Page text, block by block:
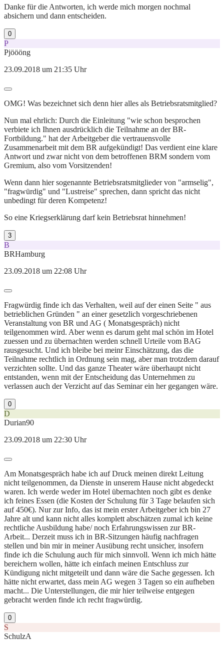
Danke für die Antworten, ich werde mich morgen nochmal
absichern und dann entscheiden.
0
P
Pjöööng
23.09.2018 um 21:35 Uhr
OMG! Was bezeichnet sich denn hier alles als Betriebsratsmitglied?
Nun mal ehrlich: Durch die Einleitung "wie schon besprochen
verbiete ich Ihnen ausdrücklich die Teilnahme an der BR-
Fortbildung." hat der Arbeitgeber die vertrauensvolle
Zusammenarbeit mit dem BR aufgekündigt! Das verdient eine klare
Antwort und zwar nicht von dem betroffenen BRM sondern vom
Gremium, also vom Vorsitzenden!
Wenn dann hier sogenannte Betriebsratsmitglieder von "armselig",
"fragwürdig" und "Lustreise" sprechen, dann spricht das nicht
unbedingt für deren Kompetenz!
So eine Kriegserklärung darf kein Betriebsrat hinnehmen!
3
B
BRHamburg
23.09.2018 um 22:08 Uhr
Fragwürdig finde ich das Verhalten, weil auf der einen Seite " aus
betrieblichen Gründen " an einer gesetzlich vorgeschriebenen
Veranstaltung von BR und AG ( Monatsgespräch) nicht
teilgenommen wird. Aber wenn es darum geht mal schön im Hotel
zuessen und zu übernachten werden schnell Urteile vom BAG
rausgesucht. Und ich bleibe bei meinr Einschätzung, das die
Teilnahme rechtlich in Ordnung sein mag, aber man trotzdem darauf
verzichten sollte. Und das ganze Theater wäre überhaupt nicht
entstanden, wenn mit der Entscheidung das Unternehmen zu
verlassen auch der Verzicht auf das Seminar ein her gegangen wäre.
0
D
Durian90
23.09.2018 um 22:30 Uhr
Am Monatsgespräch habe ich auf Druck meinen direkt Leitung
nicht teilgenommen, da Dienste in unserem Hause nicht abgedeckt
waren. Ich werde weder im Hotel übernachten noch gibt es denke
ich feines Essen (die Kosten der Schulung für 3 Tage belaufen sich
auf 450€). Nur zur Info, das ist mein erster Arbeitgeber ich bin 27
Jahre alt und kann nicht alles komplett abschätzen zumal ich keine
rechtliche Ausbildung habe/ noch Erfahrungswissen zur BR-
Arbeit... Derzeit muss ich in BR-Sitzungen häufig nachfragen
stellen und bin mir in meiner Ausübung recht unsicher, insofern
finde ich die Schulung auch für mich sinnvoll. Wenn ich mich hätte
bereichern wollen, hätte ich einfach meinen Entschluss zur
Kündigung nicht mitgeteilt und dann wäre die Sache gegessen. Ich
hätte nicht erwartet, dass mein AG wegen 3 Tagen so ein aufheben
macht... Die Unterstellungen, die mir hier teilweise entgegen
gebracht werden finde ich recht fragwürdig.
0
S
SchulzA